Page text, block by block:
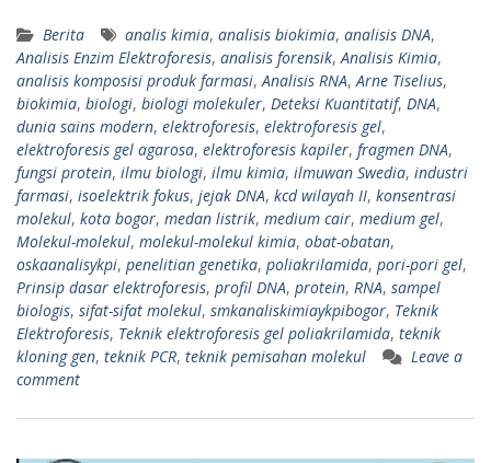
Berita analis kimia, analisis biokimia, analisis DNA,
Analisis Enzim Elektroforesis, analisis forensik, Analisis Kimia,
analisis komposisi produk farmasi, Analisis RNA, Arne Tiselius,
biokimia, biologi, biologi molekuler, Deteksi Kuantitatif, DNA,
dunia sains modern, elektroforesis, elektroforesis gel,
elektroforesis gel agarosa, elektroforesis kapiler, fragmen DNA,
fungsi protein, ilmu biologi, ilmu kimia, ilmuwan Swedia, industri
farmasi, isoelektrik fokus, jejak DNA, kcd wilayah II, konsentrasi
molekul, kota bogor, medan listrik, medium cair, medium gel,
Molekul-molekul, molekul-molekul kimia, obat-obatan,
oskaanalisykpi, penelitian genetika, poliakrilamida, pori-pori gel,
Prinsip dasar elektroforesis, profil DNA, protein, RNA, sampel
biologis, sifat-sifat molekul, smkanaliskimiaykpibogor, Teknik
Elektroforesis, Teknik elektroforesis gel poliakrilamida, teknik
kloning gen, teknik PCR, teknik pemisahan molekul
Leave a
comment